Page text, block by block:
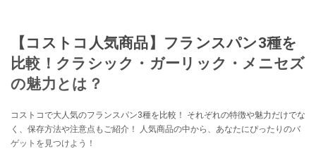
【コストコ人気商品】フランスパン3種を
比較！クラシック・ガーリック・メニセズ
の魅力とは？
コストコで大人気のフランスパン3種を比較！ それぞれの特徴や魅力だけでな
く、保存方法や注意点もご紹介！ 人気商品の中から、あなたにぴったりのバ
ゲットを見つけよう！